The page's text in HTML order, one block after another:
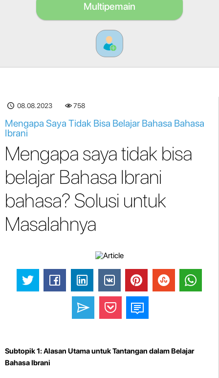
Multipemain
08.08.2023 758
Mengapa Saya Tidak Bisa Belajar Bahasa Bahasa
Ibrani
Mengapa saya tidak bisa
belajar Bahasa Ibrani
bahasa? Solusi untuk
Masalahnya
Subtopik 1: Alasan Utama untuk Tantangan dalam Belajar
Bahasa Ibrani